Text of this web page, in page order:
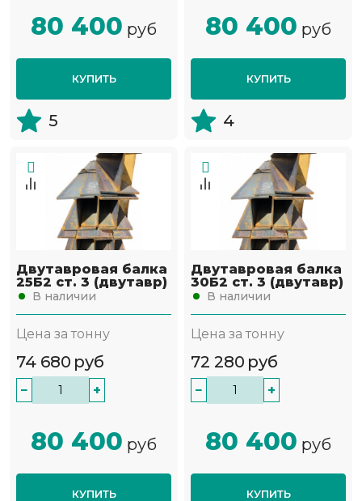
80 400 руб
КУПИТЬ
5
80 400 руб
КУПИТЬ
4
Двутавровая балка
25Б2 ст. 3 (двутавр)
В наличии
Цена за тонну
74 680 руб
− +
80 400 руб
КУПИТЬ
Двутавровая балка
30Б2 ст. 3 (двутавр)
В наличии
Цена за тонну
72 280 руб
− +
80 400 руб
КУПИТЬ